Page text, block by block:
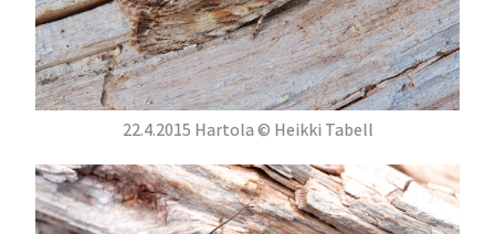
22.4.2015 Hartola © Heikki Tabell